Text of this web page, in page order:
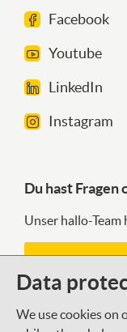
Facebook
Youtube
LinkedIn
Instagram
Du hast Fragen
Unser hallo-
Data
We use cookies on